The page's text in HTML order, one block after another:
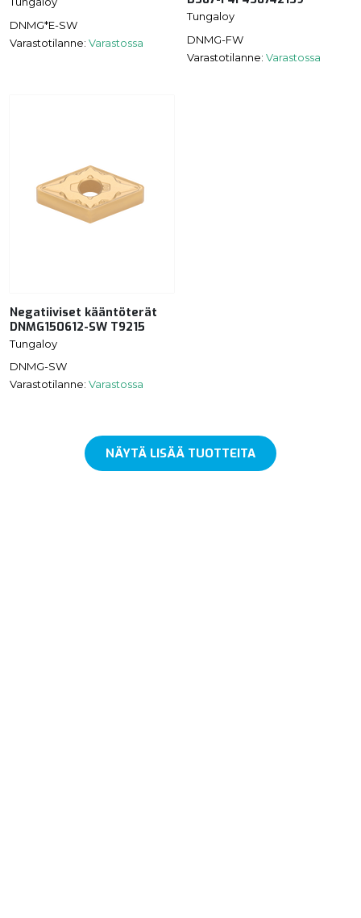
DNMG*E-SW
Varastotilanne: Varastossa
Tungaloy
DNMG-FW
Varastotilanne: Varastossa
Negatiiviset kääntöterät
DNMG150612-SW T9215
Tungaloy
DNMG-SW
Varastotilanne: Varastossa
NÄYTÄ LISÄÄ TUOTTEITA